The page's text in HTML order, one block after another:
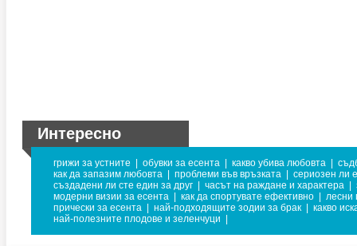
Интересно
грижи за устните обувки за есента какво убива любовта
как да запазим любовта
проблеми във връзката
сериозен ли е
създадени ли сте един за друг
часът на раждане и характера
модерни визии за есента
как да спортувате ефективно
лесни
прически за есента
най-подходящите зодии за брак
какво
най-полезните плодове и зеленчуци